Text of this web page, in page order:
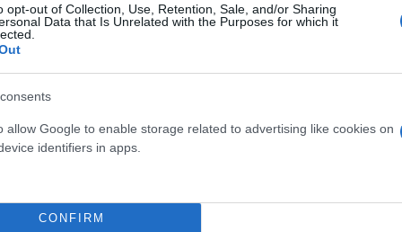
opt-out of Collection, Use, Retention, Sale, and/or Sharing
Data that Is Unrelated with the Purposes for which it
allow Google to enable storage related to advertising like cookies on
identifiers in apps.
CONFIRM